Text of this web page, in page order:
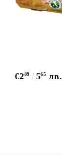
€289 565 лв.